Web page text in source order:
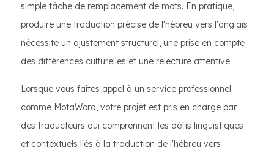
simple tâche de remplacement de mots. En pratique,
produire une traduction précise de l'hébreu vers l'anglais
nécessite un ajustement structurel, une prise en compte
des différences culturelles et une relecture attentive.
Lorsque vous faites appel à un service professionnel
comme MotaWord, votre projet est pris en charge par
des traducteurs qui comprennent les défis linguistiques
et contextuels liés à la traduction de l'hébreu vers